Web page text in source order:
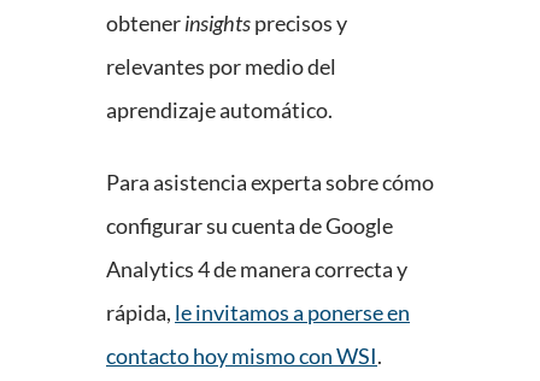
obtenerinsightsprecisos y
relevantes por medio del
aprendizaje automático.
Para asistencia experta sobre cómo
configurar su cuenta de Google
Analytics 4 de manera correcta y
rápida, le invitamos a ponerse en
contacto hoy mismo con WSI.